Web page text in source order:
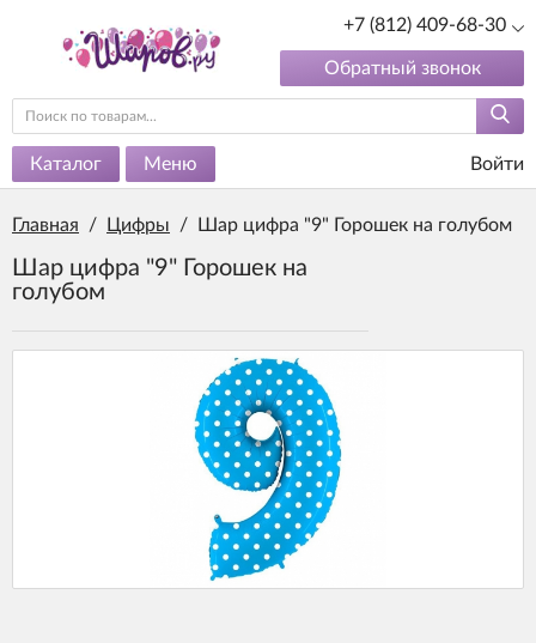
+7 (812) 409-68-30
Обратный звонок
Каталог Меню Войти
Главная / Цифры / Шар цифра "9" Горошек на голубом
Шар цифра "9" Горошек на
голубом